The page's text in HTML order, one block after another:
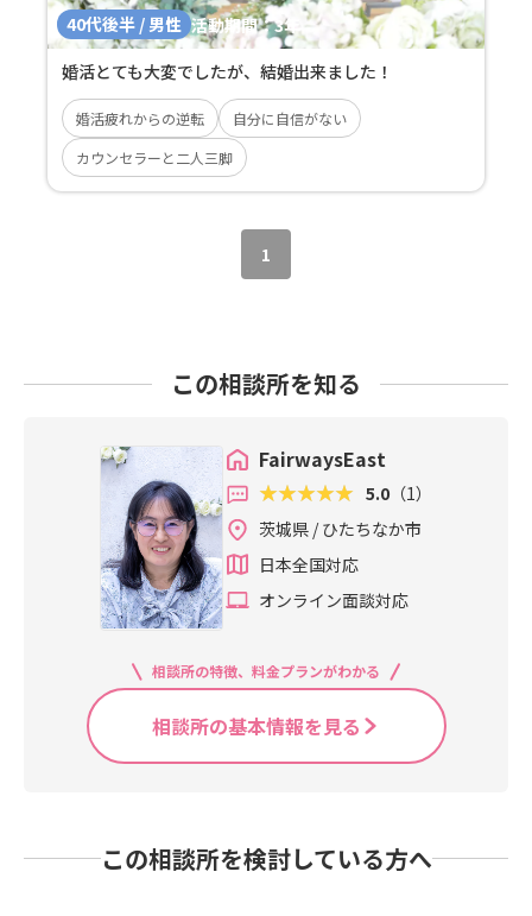
40代後半 / 男性 活動期間：3年
婚活とても大変でしたが、結婚出来ました！
婚活疲れからの逆転
自分に自信がない
カウンセラーと二人三脚
1
この相談所を知る
FairwaysEast
5.0 （1）
茨城県 / ひたちなか市
日本全国対応
オンライン面談対応
相談所の特徴、料金プランがわかる
相談所の基本情報を見る
この相談所を検討している方へ